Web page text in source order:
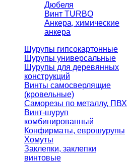
Дюбеля
Винт TURBO
Анкера, химические
анкера
Шурупы гипсокартонные
Шурупы универсальные
Шурупы для деревянных
конструкций
Винты самосверлящие
(кровельные)
Саморезы по металлу, ПВХ
Винт-шуруп
комбинированный
Конфирматы, еврошурупы
Хомуты
Заклепки, заклепки
винтовые